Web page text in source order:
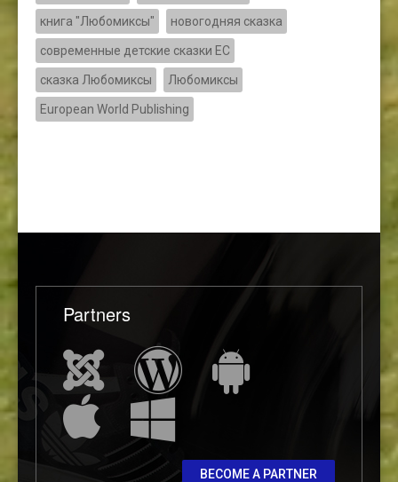
книга "Любомиксы" новогодняя сказка
современные детские сказки ЕС
сказка Любомиксы Любомиксы
European World Publishing
Partners
BECOME A PARTNER